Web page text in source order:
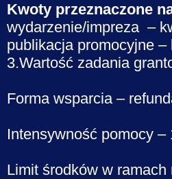
Kwoty przeznaczone
wydarzenie/impreza –
publikacja promocyjne –
3.Wartość zadania
Forma wsparcia –
Intensywność pomocy
Limit środków w ramach